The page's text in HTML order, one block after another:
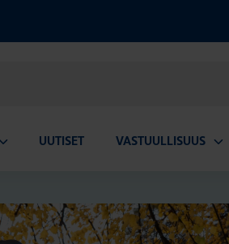
UUTISET VASTUULLISUUS